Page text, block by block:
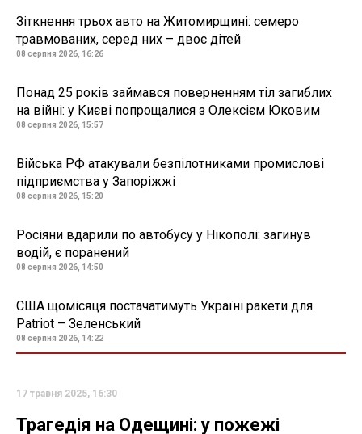
Зіткнення трьох авто на Житомирщині: семеро
травмованих, серед них – двоє дітей
08 серпня 2026, 16:26
Понад 25 років займався поверненням тіл загиблих
на війні: у Києві попрощалися з Олексієм Юковим
08 серпня 2026, 15:57
Війська РФ атакували безпілотниками промислові
підприємства у Запоріжжі
08 серпня 2026, 15:20
Росіяни вдарили по автобусу у Нікополі: загинув
водій, є поранений
08 серпня 2026, 14:50
США щомісяця постачатимуть Україні ракети для
Patriot – Зеленський
08 серпня 2026, 14:22
17 травня 2025, 16:30
Трагедія на Одещині: у пожежі